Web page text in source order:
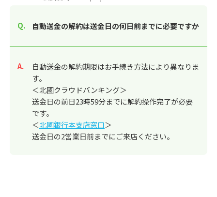
自動送金の解約は送金日の何日前までに必要ですか
回答
自動送金の解約期限はお手続き方法により異なりま
す。
＜北國クラウドバンキング＞
送金日の前日23時59分までに解約操作完了が必要
です。
＜北國銀行本支店窓口＞
送金日の2営業日前までにご来店ください。